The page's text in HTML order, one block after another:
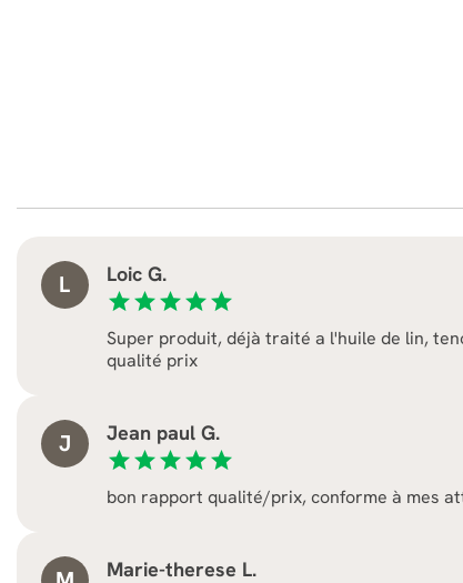
L
Loic G.
starstarstarstarstar
Super produit, déjà traité a l'huile de lin,
qualité prix
J
Jean paul G.
starstarstarstarstar
bon rapport qualité/prix, conforme à mes
Marie-therese L.